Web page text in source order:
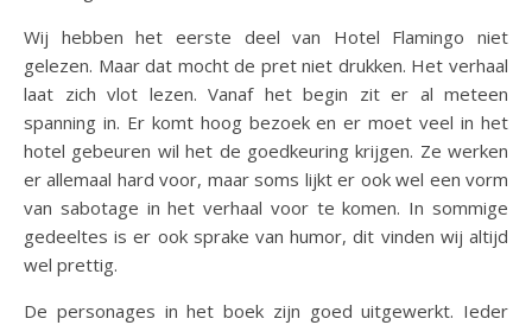
Wij hebben het eerste deel van Hotel Flamingo niet
gelezen. Maar dat mocht de pret niet drukken. Het verhaal
laat zich vlot lezen. Vanaf het begin zit er al meteen
spanning in. Er komt hoog bezoek en er moet veel in het
hotel gebeuren wil het de goedkeuring krijgen. Ze werken
er allemaal hard voor, maar soms lijkt er ook wel een vorm
van sabotage in het verhaal voor te komen. In sommige
gedeeltes is er ook sprake van humor, dit vinden wij altijd
wel prettig.
De personages in het boek zijn goed uitgewerkt. Ieder